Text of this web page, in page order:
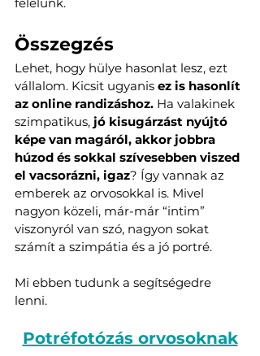
Összegzés
Lehet, hogy hülye hasonlat lesz, ezt
vállalom. Kicsit ugyanis ez is hasonlít
az online randizáshoz. Ha valakinek
szimpatikus, jó kisugárzást nyújtó
képe van magáról, akkor jobbra
húzod és sokkal szívesebben viszed
el vacsorázni, igaz? Így vannak az
emberek az orvosokkal is. Mivel
nagyon közeli, már-már “intim”
viszonyról van szó, nagyon sokat
számít a szimpátia és a jó portré.
Mi ebben tudunk a segítségedre
lenni.
Potréfotózás orvosoknak